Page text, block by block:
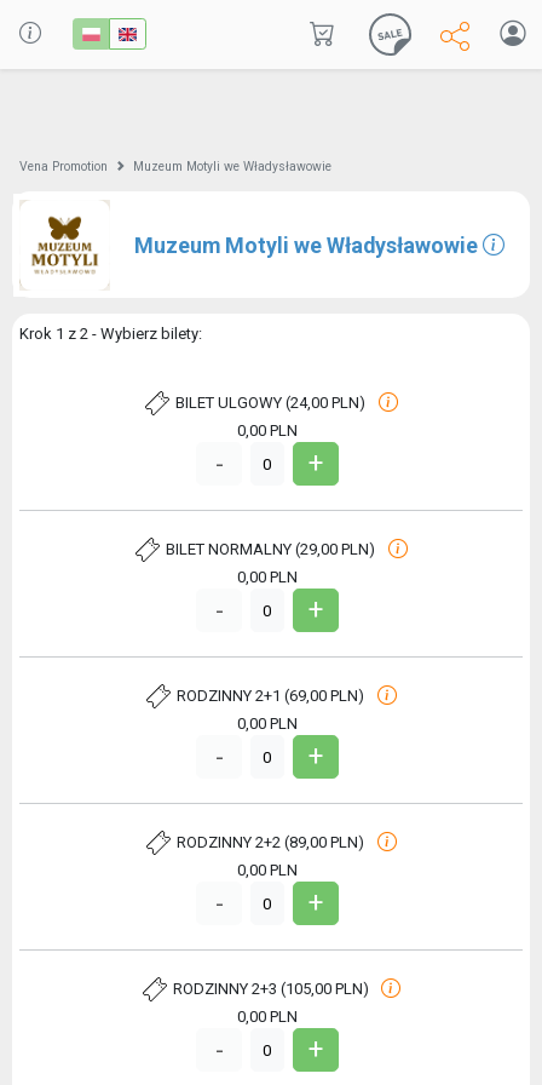
Vena Promotion Muzeum Motyli we Władysławowie
Muzeum Motyli we Władysławowie
Krok 1 z 2 - Wybierz bilety:
BILET ULGOWY (24,00 PLN)
0,00PLN
- 0 +
BILET NORMALNY (29,00 PLN)
0,00PLN
- 0 +
RODZINNY 2+1 (69,00 PLN)
0,00PLN
- 0 +
RODZINNY 2+2 (89,00 PLN)
0,00PLN
- 0 +
RODZINNY 2+3 (105,00 PLN)
0,00PLN
- 0 +